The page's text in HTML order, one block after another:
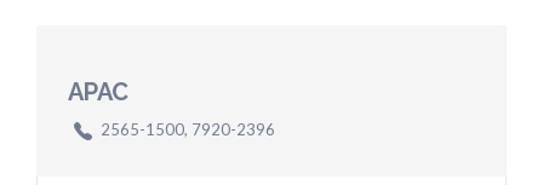
APAC
2565-1500, 7920-2396